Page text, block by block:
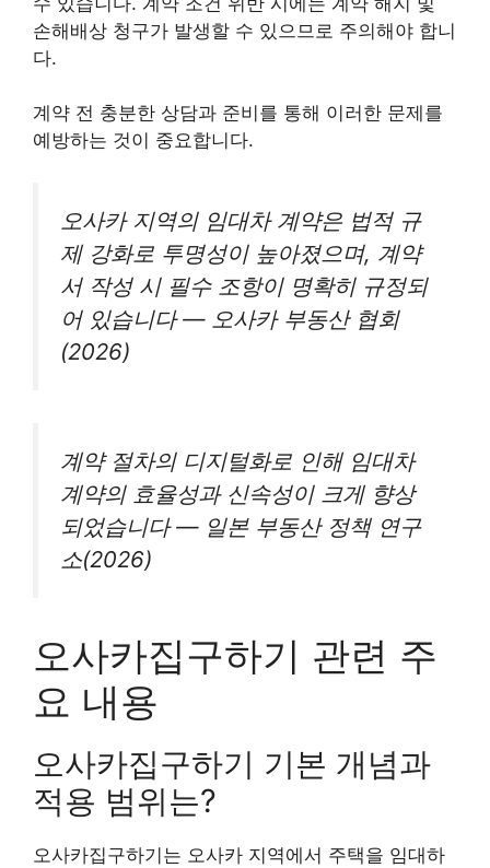
손해배상 청구가 발생할 수 있으므로 주의해야 합니
다.
계약 전 충분한 상담과 준비를 통해 이러한 문제를
예방하는 것이 중요합니다.
오사카 지역의 임대차 계약은 법적 규
제 강화로 투명성이 높아졌으며, 계약
서 작성 시 필수 조항이 명확히 규정되
어 있습니다 — 오사카 부동산 협회
(2026)
계약 절차의 디지털화로 인해 임대차
계약의 효율성과 신속성이 크게 향상
되었습니다 — 일본 부동산 정책 연구
소(2026)
오사카집구하기 관련 주
요 내용
오사카집구하기 기본 개념과
적용 범위는?
오사카집구하기는 오사카 지역에서 주택을 임대하